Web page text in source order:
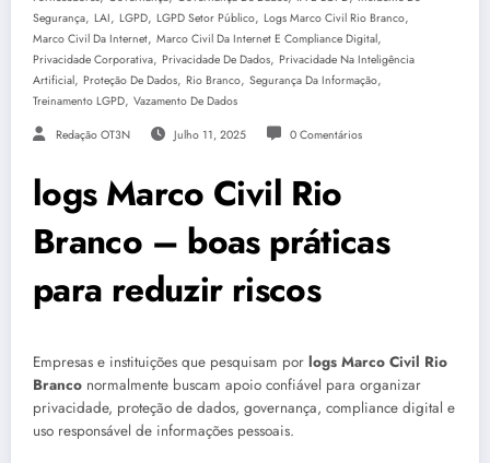
Segurança, LAI, LGPD, LGPD Setor Público, Logs Marco Civil Rio Branco,
Marco Civil Da Internet, Marco Civil Da Internet E Compliance Digital,
Privacidade Corporativa, Privacidade De Dados, Privacidade Na Inteligência
Artificial, Proteção De Dados, Rio Branco, Segurança Da Informação,
Treinamento LGPD, Vazamento De Dados
Redação OT3N Julho 11, 2025 0 Comentários
logs Marco Civil Rio
Branco – boas práticas
para reduzir riscos
Empresas e instituições que pesquisam por logs Marco Civil Rio
Branco normalmente buscam apoio confiável para organizar
privacidade, proteção de dados, governança, compliance digital e
uso responsável de informações pessoais.